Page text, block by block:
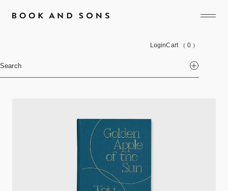
LoginCart （ 0 ）
Search